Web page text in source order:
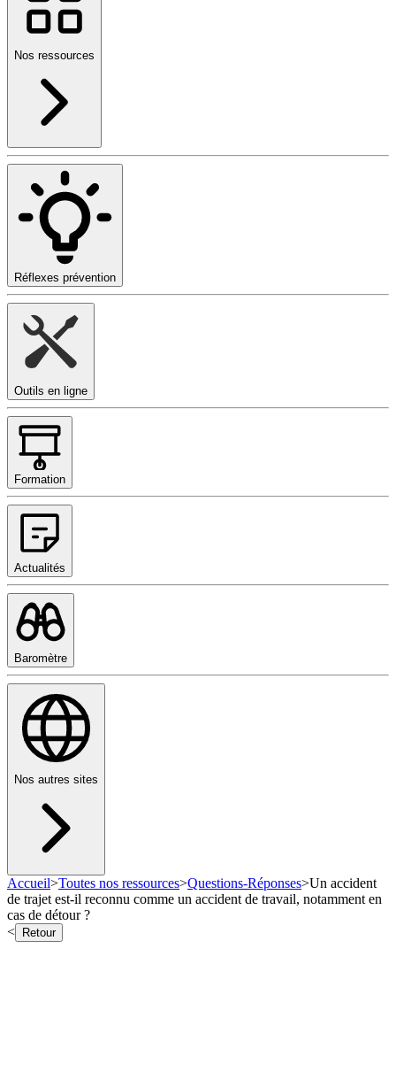
Nos ressources
Réflexes prévention
Outils en ligne
Formation
Actualités
Baromètre
Nos autres sites
Accueil>Toutes nos ressources>Questions-Réponses>Un accident
de trajet est-il reconnu comme un accident de travail, notamment en
cas de détour ?
<
Retour